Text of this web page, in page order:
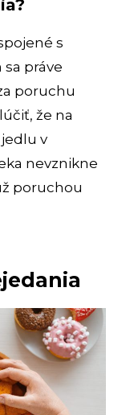
s
práve
poruchu
že na
v
nevznikne
poruchou